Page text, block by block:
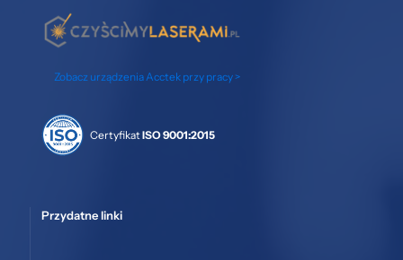
Zobacz urządzenia Acctek przy pracy >
CertyfikatISO 9001:2015
Przydatne linki